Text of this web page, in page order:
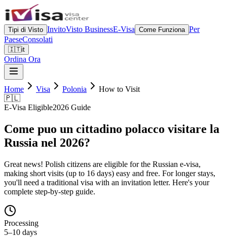
Tipi di Visto InvitoVisto BusinessE-Visa Come Funziona Per
PaeseConsolati
🇮🇹it
Ordina Ora
Home Visa Polonia
How to Visit
🇵🇱
E-Visa Eligible2026 Guide
Come puo un cittadino polacco visitare la
Russia nel 2026?
Great news! Polish citizens are eligible for the Russian e-visa,
making short visits (up to 16 days) easy and free. For longer stays,
you'll need a traditional visa with an invitation letter. Here's your
complete step-by-step guide.
Processing
5–10 days